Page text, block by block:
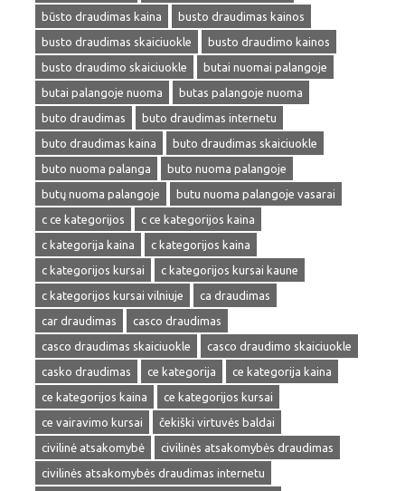
būsto draudimas kaina
busto draudimas kainos
busto draudimas skaiciuokle
busto draudimo kainos
busto draudimo skaiciuokle
butai nuomai palangoje
butai palangoje nuoma
butas palangoje nuoma
buto draudimas
buto draudimas internetu
buto draudimas kaina
buto draudimas skaiciuokle
buto nuoma palanga
buto nuoma palangoje
butų nuoma palangoje
butu nuoma palangoje vasarai
c ce kategorijos
c ce kategorijos kaina
c kategorija kaina
c kategorijos kaina
c kategorijos kursai
c kategorijos kursai kaune
c kategorijos kursai vilniuje
ca draudimas
car draudimas
casco draudimas
casco draudimas skaiciuokle
casco draudimo skaiciuokle
casko draudimas
ce kategorija
ce kategorija kaina
ce kategorijos kaina
ce kategorijos kursai
ce vairavimo kursai
čekiški virtuvės baldai
civilinė atsakomybė
civilinės atsakomybės draudimas
civilinės atsakomybės draudimas internetu